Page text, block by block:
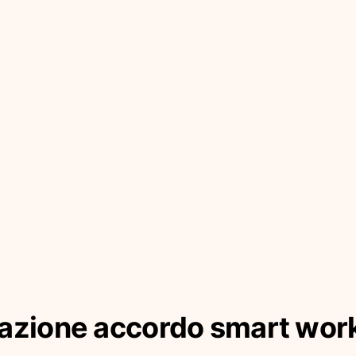
accordo smart